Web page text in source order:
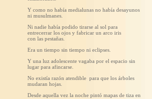
Y como no había medialunas no había desayunos
ni musulmanes.
Ni nadie había podido tirarse al sol para
entrecerrar los ojos y fabricar un arco iris
con las pestañas.
Era un tiempo sin tiempo ni eclipses.
Y una luz adolescente vagaba por el espacio sin
lugar para afincarse.
No existía razón atendible para que los árboles
mudaran hojas.
Desde aquella vez la noche pintó mapas de tiza en